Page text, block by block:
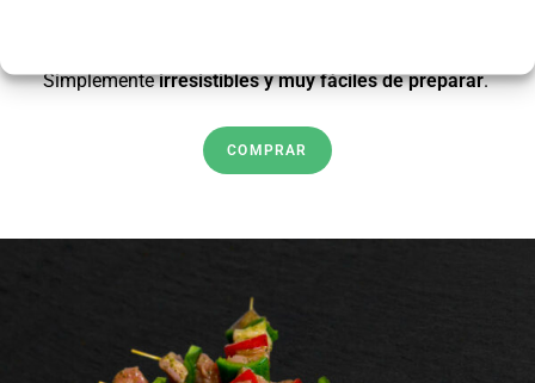
Simplementeirresistibles y muy fáciles de preparar.
COMPRAR